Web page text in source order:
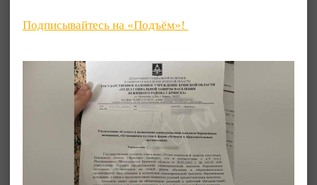
Подписывайтесь на «Подъём»!